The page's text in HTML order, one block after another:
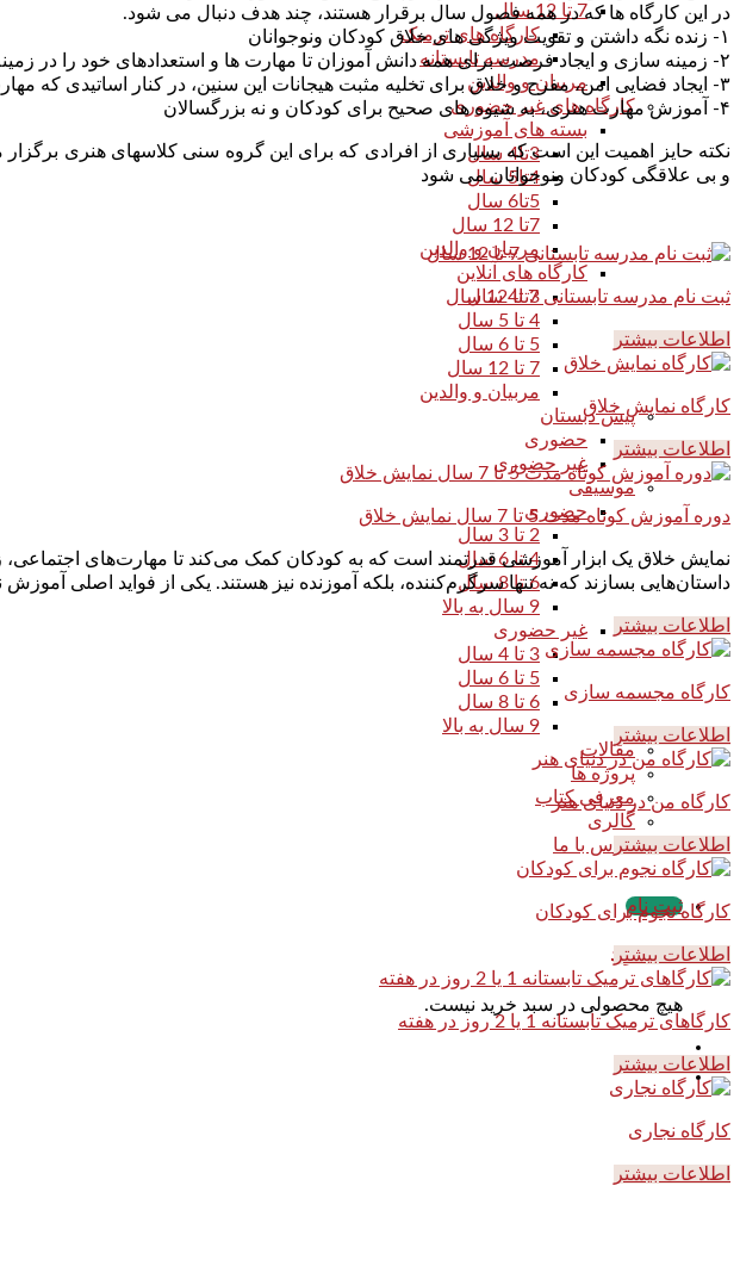
7 تا 12 سال
کارگاه های ترمیک
مدرسه تابستانه
مربیان و والدین
کارگاه های غیر حضوری
بسته های آموزشی
3تا4 سال
4تا5 سال
5تا6 سال
7تا 12 سال
مربیان و والدین
کارگاه های آنلاین
3تا4 سال
4 تا 5 سال
5 تا 6 سال
7 تا 12 سال
مربیان و والدین
پیش دبستان
حضوری
غیر حضوری
موسیقی
حضوری
2 تا 3 سال
4 تا 6 سال
6 تا 8 سال
9 سال به بالا
غیر حضوری
3 تا 4 سال
5 تا 6 سال
6 تا 8 سال
9 سال به بالا
مقالات
پروژه ها
معرفی کتاب
گالری
تماس با ما
ثبت نام
سبد خرید
هیچ محصولی در سبد خرید نیست.
در این کارگاه ها که در همه فصول سال برقرار هستند، چند هدف دنبال می شود.
۱- زنده نگه داشتن و تقویت ویژگی های خلاق کودکان و‌نوجوانان
۲- زمینه سازی و ایجاد فرصت برای همه دانش آموزان تا مهارت ها و استعدادهای خود را در زمینه های غیر درسی نیز پیدا کرده و در جهت تقویت و ارتقا آن گام بردارند.
۳- ایجاد فضایی امن، مفرح و خلاق برای تخلیه مثبت هیجانات این سنین، در کنار اساتیدی که مهارت ارتباط با کودکان را کاملا آموخته و به آن تسلط دارند.
۴- آموزش مهارت هنری، به شیوه های صحیح برای کودکان و نه بزرگسالان
نکته حایز اهمیت این است که بسیاری از افرادی که برای این گروه سنی کلاسهای هنری
و بی علاقگی کودکان و‌نوجوانان می شود
ثبت نام مدرسه تابستانی 7 تا 12 سال
اطلاعات بیشتر
کارگاه نمایش خلاق
اطلاعات بیشتر
دوره آموزش کوتاه مدت 5 تا 7 سال نمایش خلاق
نمایش خلاق یک ابزار آموزشی قدرتمند است که به کودکان کمک می‌کند تا مهارت‌های اجتماعی،
داستان‌هایی بسازند که نه تنها سرگرم‌کننده، بلکه آموزنده نیز هستند. یکی از فواید اصلی
اطلاعات بیشتر
کارگاه مجسمه سازی
اطلاعات بیشتر
کارگاه من در دنیای هنر
اطلاعات بیشتر
کارگاه نجوم برای کودکان
اطلاعات بیشتر
کارگاهای ترمیک تابستانه 1 یا 2 روز در هفته
اطلاعات بیشتر
کارگاه نجاری
اطلاعات بیشتر